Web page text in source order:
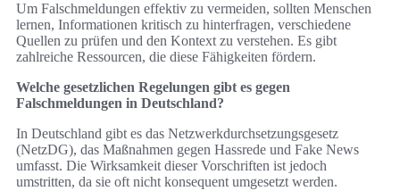
Um Falschmeldungen effektiv zu vermeiden, sollten Menschen
lernen, Informationen kritisch zu hinterfragen, verschiedene
Quellen zu prüfen und den Kontext zu verstehen. Es gibt
zahlreiche Ressourcen, die diese Fähigkeiten fördern.
Welche gesetzlichen Regelungen gibt es gegen
Falschmeldungen in Deutschland?
In Deutschland gibt es das Netzwerkdurchsetzungsgesetz
(NetzDG), das Maßnahmen gegen Hassrede und Fake News
umfasst. Die Wirksamkeit dieser Vorschriften ist jedoch
umstritten, da sie oft nicht konsequent umgesetzt werden.